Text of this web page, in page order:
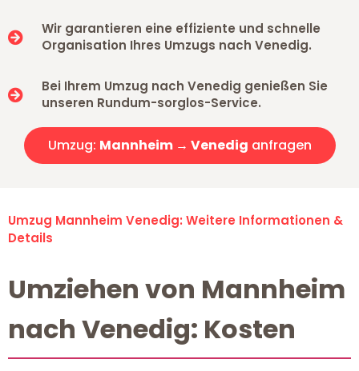
Wir garantieren eine effiziente und schnelle
Organisation Ihres Umzugs nach Venedig.
Bei Ihrem Umzug nach Venedig genießen Sie
unseren Rundum-sorglos-Service.
Umzug: Mannheim → Venedig anfragen
Umzug Mannheim Venedig: Weitere Informationen &
Details
Umziehen von Mannheim
nach Venedig: Kosten